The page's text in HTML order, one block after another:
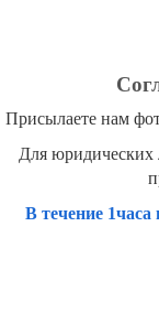
Присылаете нам
Для юридических
В течение 1часа